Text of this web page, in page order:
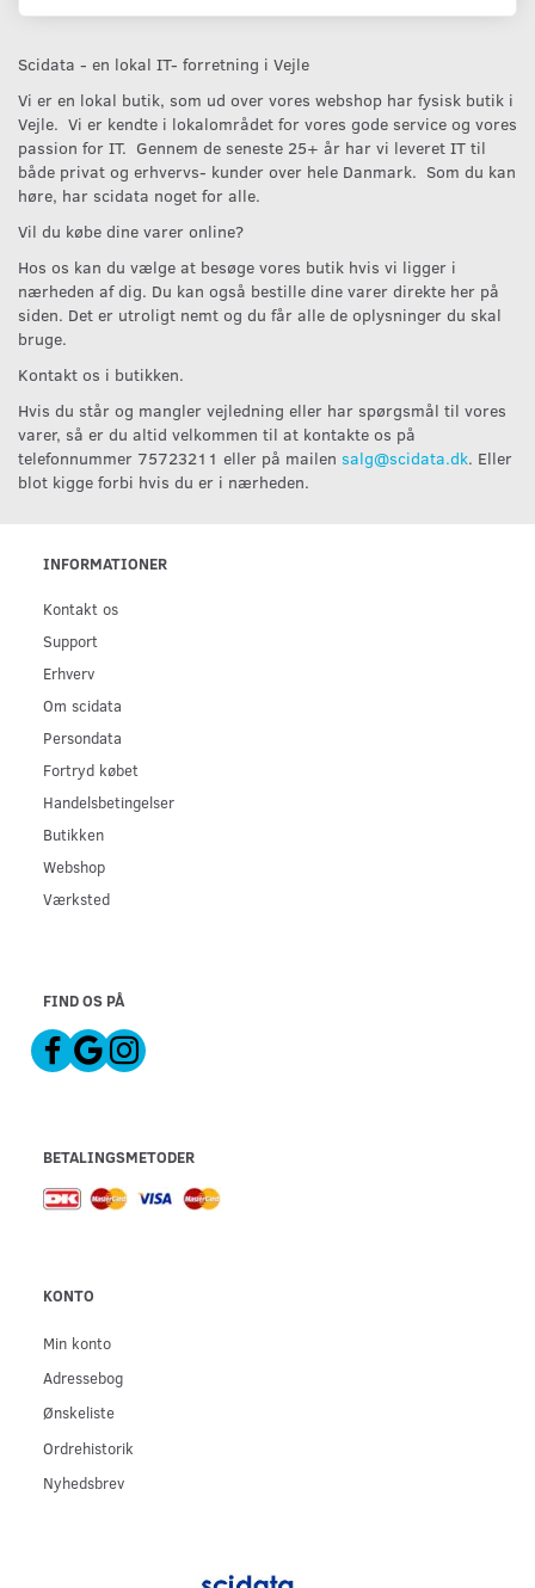
Scidata - en lokal IT- forretning i Vejle
Vi er en lokal butik, som ud over vores webshop har fysisk butik i
Vejle. Vi er kendte i lokalområdet for vores gode service og vores
passion for IT. Gennem de seneste 25+ år har vi leveret IT til
både privat og erhvervs- kunder over hele Danmark. Som du kan
høre, har scidata noget for alle.
Vil du købe dine varer online?
Hos os kan du vælge at besøge vores butik hvis vi ligger i
nærheden af dig. Du kan også bestille dine varer direkte her på
siden. Det er utroligt nemt og du får alle de oplysninger du skal
bruge.
Kontakt os i butikken.
Hvis du står og mangler vejledning eller har spørgsmål til vores
varer, så er du altid velkommen til at kontakte os på
telefonnummer 75723211 eller på mailen salg@scidata.dk. Eller
blot kigge forbi hvis du er i nærheden.
INFORMATIONER
Kontakt os
Support
Erhverv
Om scidata
Persondata
Fortryd købet
Handelsbetingelser
Butikken
Webshop
Værksted
FIND OS PÅ
BETALINGSMETODER
KONTO
Min konto
Adressebog
Ønskeliste
Ordrehistorik
Nyhedsbrev